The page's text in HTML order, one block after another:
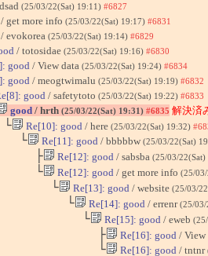
(25/03/22(Sat) 19:11) #6827
/ get more info (25/03/22(Sat) 19:17) #6831
/ evokorea (25/03/22(Sat) 19:14) #6829
/ totosidae (25/03/22(Sat) 19:16) #6830
good / View data (25/03/22(Sat) 19:24) #6834
good / meogtwimalu (25/03/22(Sat) 19:19) #6832
good / safetytoto (25/03/22(Sat) 19:22) #6833
good / hrth (25/03/22(Sat) 19:31) #6835 解決済
Re[10]: good / here (25/03/22(Sat) 19:32)
Re[11]: good / bbbbbw (25/03/22(Sat)
Re[12]: good / sabsba (25/03/
Re[12]: good / get more info (25/
Re[13]: good / website (25/03/
Re[14]: good / errenr(25/
Re[15]: good / eweb
Re[16]: good /
Re[16]: good / tntnr